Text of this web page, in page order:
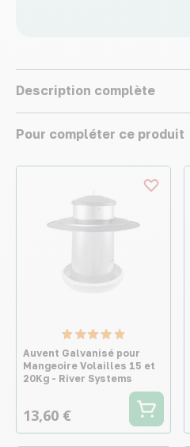
Description complète
Pour compléter ce produit
Auvent Galvanisé pour
Mangeoire Volailles 15 et
20Kg - River Systems
13,60 €